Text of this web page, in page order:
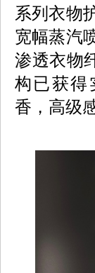
系列衣物
宽幅蒸汽
渗透衣物
构已获得
香，高级